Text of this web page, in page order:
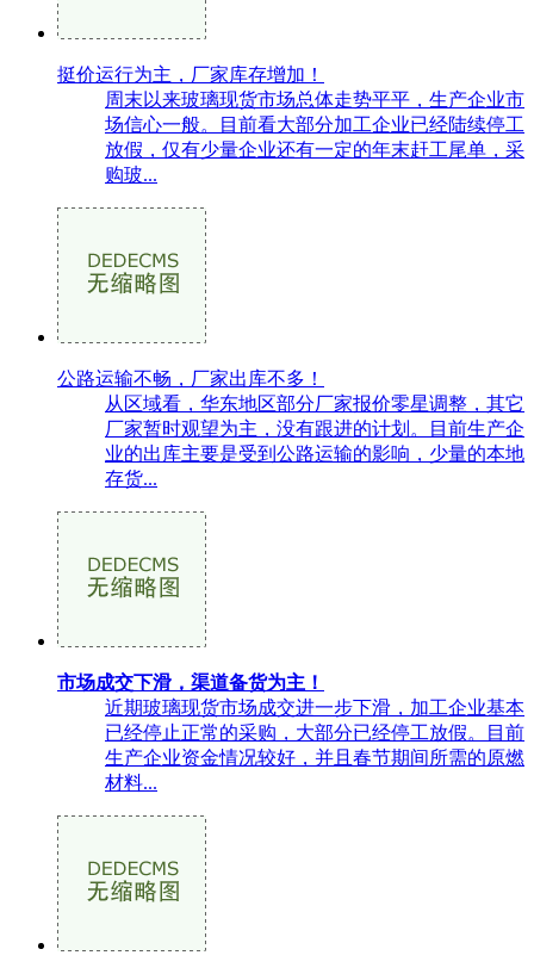
挺价运行为主，厂家库存增加！
周末以来玻璃现货市场总体走势平平，生产企业市
场信心一般。目前看大部分加工企业已经陆续停工
放假，仅有少量企业还有一定的年末赶工尾单，采
购玻...
公路运输不畅，厂家出库不多！
从区域看，华东地区部分厂家报价零星调整，其它
厂家暂时观望为主，没有跟进的计划。目前生产企
业的出库主要是受到公路运输的影响，少量的本地
存货...
市场成交下滑，渠道备货为主！
近期玻璃现货市场成交进一步下滑，加工企业基本
已经停止正常的采购，大部分已经停工放假。目前
生产企业资金情况较好，并且春节期间所需的原燃
材料...